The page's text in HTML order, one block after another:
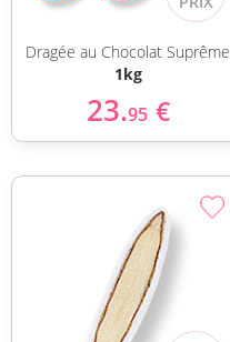
Dragée au Chocolat Suprême
1kg
23.95 €